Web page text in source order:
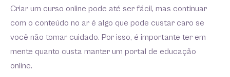
Criar um curso online pode até ser fácil, mas continuar
com o conteúdo no ar é algo que pode custar caro se
você não tomar cuidado. Por isso, é importante ter em
mente quanto custa manter um portal de educação
online.